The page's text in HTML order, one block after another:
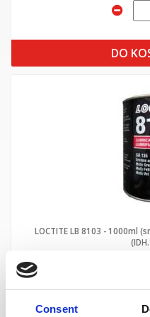
Consent
DO
LOCTITE LB 8103 - 1000ml